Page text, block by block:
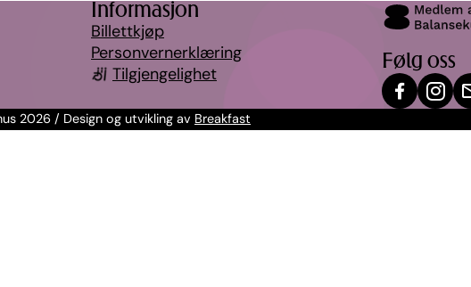
Informasjon
Billettkjøp
Personvernerklæring
Tilgjengelighet
Følg oss
2026 / Design og utvikling av Breakfast